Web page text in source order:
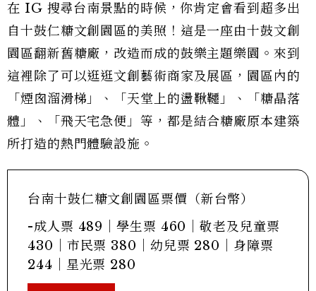
在 IG 搜尋台南景點的時候，你肯定會看到超多出
自十鼓仁糖文創園區的美照！這是一座由十鼓文創
園區翻新舊糖廠，改造而成的鼓樂主題樂園。來到
這裡除了可以逛逛文創藝術商家及展區，園區內的
「煙囪溜滑梯」、「天堂上的盪鞦韆」、「糖晶落
體」、「飛天宅急便」等，都是結合糖廠原本建築
所打造的熱門體驗設施。
台南十鼓仁糖文創園區票價（新台幣）
-成人票 489｜學生票 460｜敬老及兒童票
430｜市民票 380｜幼兒票 280｜身障票
244｜星光票 280